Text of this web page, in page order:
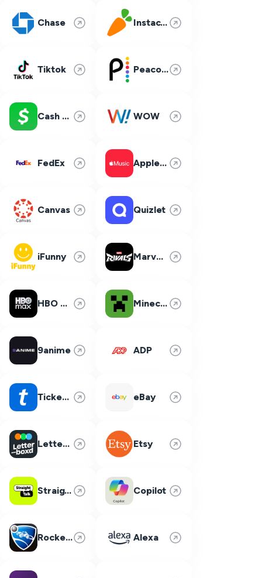
Chase Instacart
Tiktok Peacock
Cash App WOW
FedEx Apple Music
Canvas Quizlet
iFunny Marvel Rivals
HBO Max Minecraft
9anime ADP
Ticketmaster eBay
Letterboxd Etsy
Straight Talk Copilot
Rocket League Alexa